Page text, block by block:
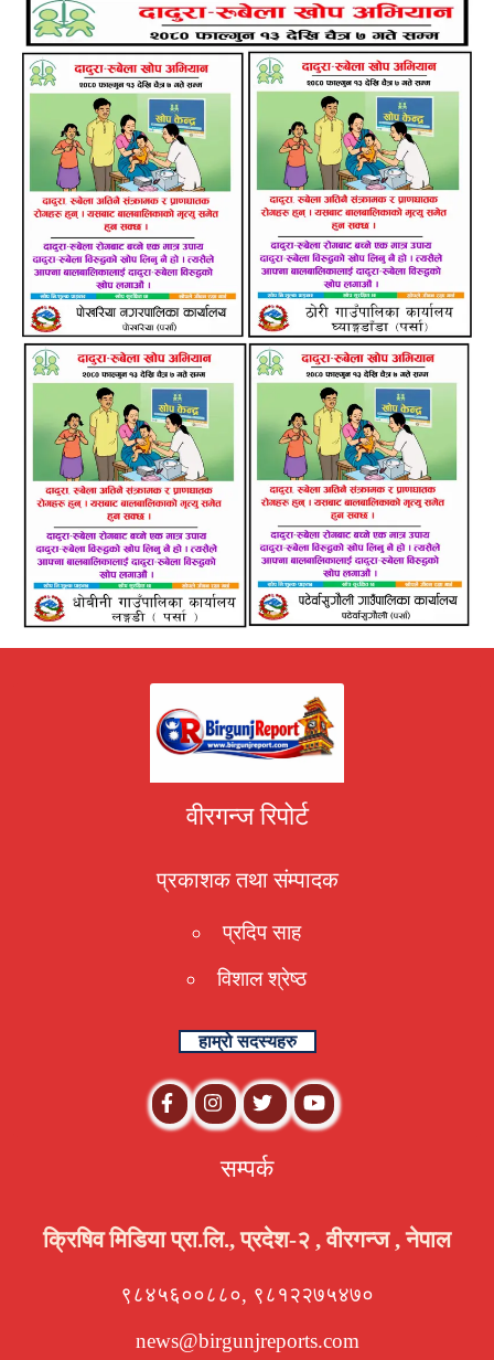
वीरगन्ज रिपोर्ट
प्रकाशक तथा संम्पादक
प्रदिप साह
विशाल श्रेष्ठ
हाम्रो सदस्यहरु
सम्पर्क
क्रिषिव मिडिया प्रा.लि., प्रदेश-२ , वीरगन्ज , नेपाल
९८४५६००८८०, ९८१२२७५४७०
news@birgunjreports.com